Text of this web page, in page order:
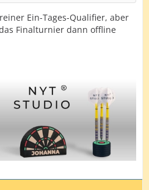
Ein-Tages-Qualifier, aber
Finalturnier dann offline